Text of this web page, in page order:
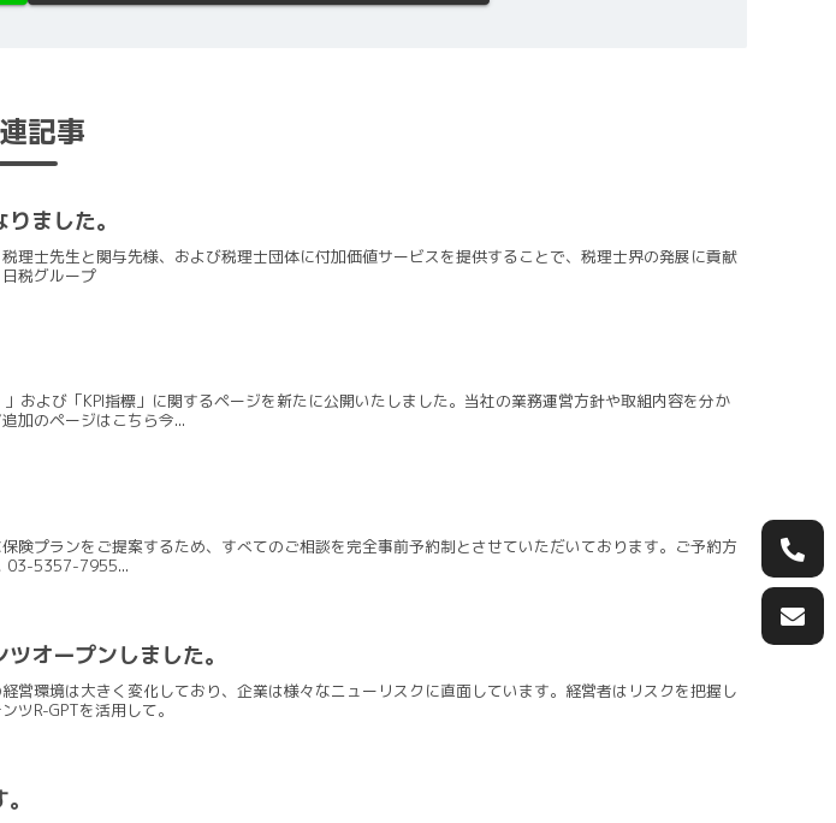
記事
ました。
理士先生と関与先様、および税理士団体に付加価値サービスを提供することで、税理士界の発展に貢献
税グループ
および「KPI指標」に関するページを新たに公開いたしました。当社の業務運営方針や取組内容を分か
加のページはこちら今...
険プランをご提案するため、すべてのご相談を完全事前予約制とさせていただいております。ご予約方
03-5357-7955...
オープンしました。
営環境は大きく変化しており、企業は様々なニューリスクに直面しています。経営者はリスクを把握し
ツR-GPTを活用して。